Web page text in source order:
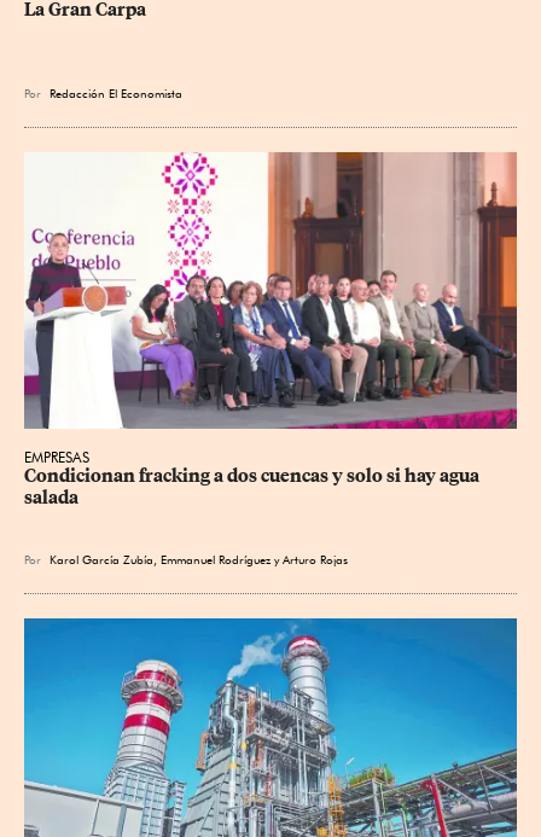
La Gran Carpa
Por Redacción El Economista
EMPRESAS
Condicionan fracking a dos cuencas y solo si hay agua
salada
Por Karol García Zubía, Emmanuel Rodríguez yArturo Rojas